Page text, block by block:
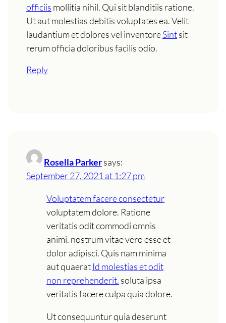
officiis mollitia nihil. Qui sit blanditiis ratione.
Ut aut molestias debitis voluptates ea. Velit
laudantium et dolores vel inventoreSintsit
rerum officia doloribus facilis odio.
Reply
Rosella Parkersays:
September 27, 2021 at 1:27 pm
Voluptatem facere consectetur
voluptatem dolore. Ratione
veritatis odit commodi omnis
animi. nostrum vitae vero esse et
dolor adipisci. Quis nam minima
aut quaerat Id molestias et odit
non reprehenderit. soluta ipsa
veritatis facere culpa quia dolore.
Ut consequuntur quia deserunt